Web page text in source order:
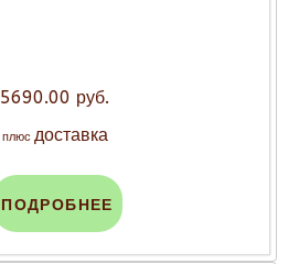
5690.00 руб.
плюс доставка
ПОДРОБНЕЕ